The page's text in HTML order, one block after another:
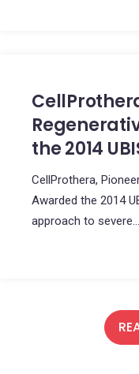
the 2014
CellProthera,
Awarded the 2014
approach to severe...